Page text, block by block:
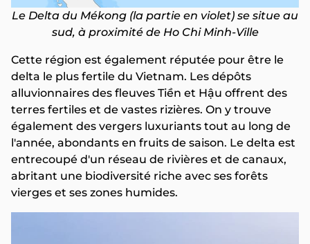
Le Delta du Mékong (la partie en violet) se situe au
sud, à proximité de Ho Chi Minh-Ville
Cette région est également réputée pour être le
delta le plus fertile du Vietnam. Les dépôts
alluvionnaires des fleuves Tiền et Hậu offrent des
terres fertiles et de vastes rizières. On y trouve
également des vergers luxuriants tout au long de
l'année, abondants en fruits de saison. Le delta est
entrecoupé d'un réseau de rivières et de canaux,
abritant une biodiversité riche avec ses forêts
vierges et ses zones humides.